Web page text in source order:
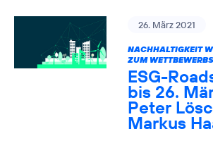
26. März 2021
NACHHALTIGKEIT
ZUM
ESG-
bis 26.
Peter
Markus